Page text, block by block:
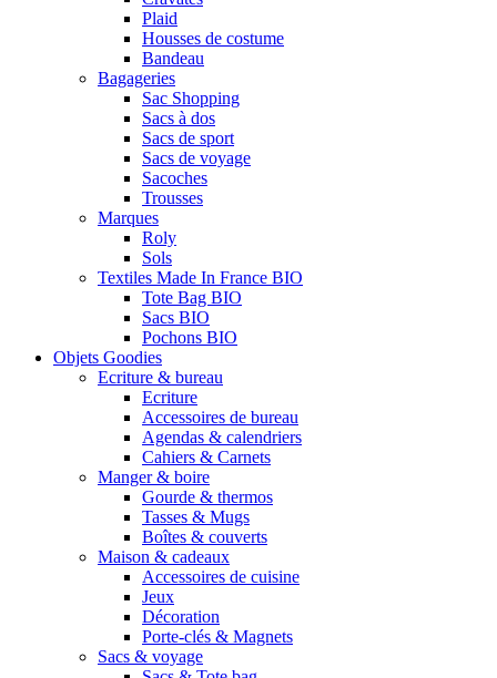
Plaid
Housses de costume
Bandeau
Bagageries
Sac Shopping
Sacs à dos
Sacs de sport
Sacs de voyage
Sacoches
Trousses
Marques
Roly
Sols
Textiles Made In France BIO
Tote Bag BIO
Sacs BIO
Pochons BIO
Objets Goodies
Ecriture & bureau
Ecriture
Accessoires de bureau
Agendas & calendriers
Cahiers & Carnets
Manger & boire
Gourde & thermos
Tasses & Mugs
Boîtes & couverts
Maison & cadeaux
Accessoires de cuisine
Jeux
Décoration
Porte-clés & Magnets
Sacs & voyage